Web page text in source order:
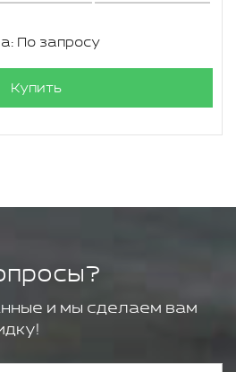
По запросу
Купить
и мы сделаем вам